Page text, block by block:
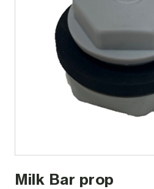
Milk Bar prop